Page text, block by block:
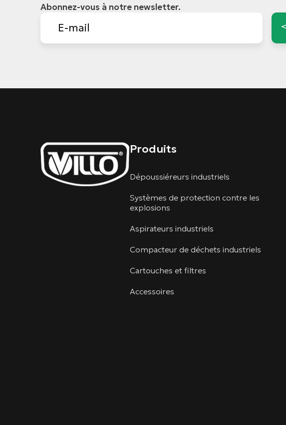
Abonnez-vous à notre newsletter.
Produits
Dépoussiéreurs industriels
Systèmes de protection contre les
explosions
Aspirateurs industriels
Compacteur de déchets industriels
Cartouches et filtres
Accessoires